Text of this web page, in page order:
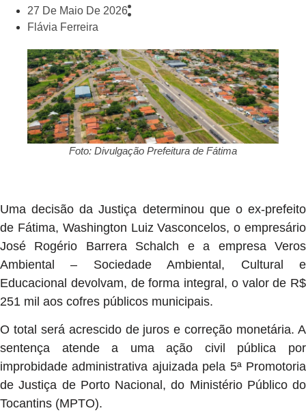
27 De Maio De 2026
Flávia Ferreira
Foto: Divulgação Prefeitura de Fátima
Uma decisão da Justiça determinou que o ex-prefeito
de Fátima, Washington Luiz Vasconcelos, o empresário
José Rogério Barrera Schalch e a empresa Veros
Ambiental – Sociedade Ambiental, Cultural e
Educacional devolvam, de forma integral, o valor de R$
251 mil aos cofres públicos municipais.
O total será acrescido de juros e correção monetária. A
sentença atende a uma ação civil pública por
improbidade administrativa ajuizada pela 5ª Promotoria
de Justiça de Porto Nacional, do Ministério Público do
Tocantins (MPTO).